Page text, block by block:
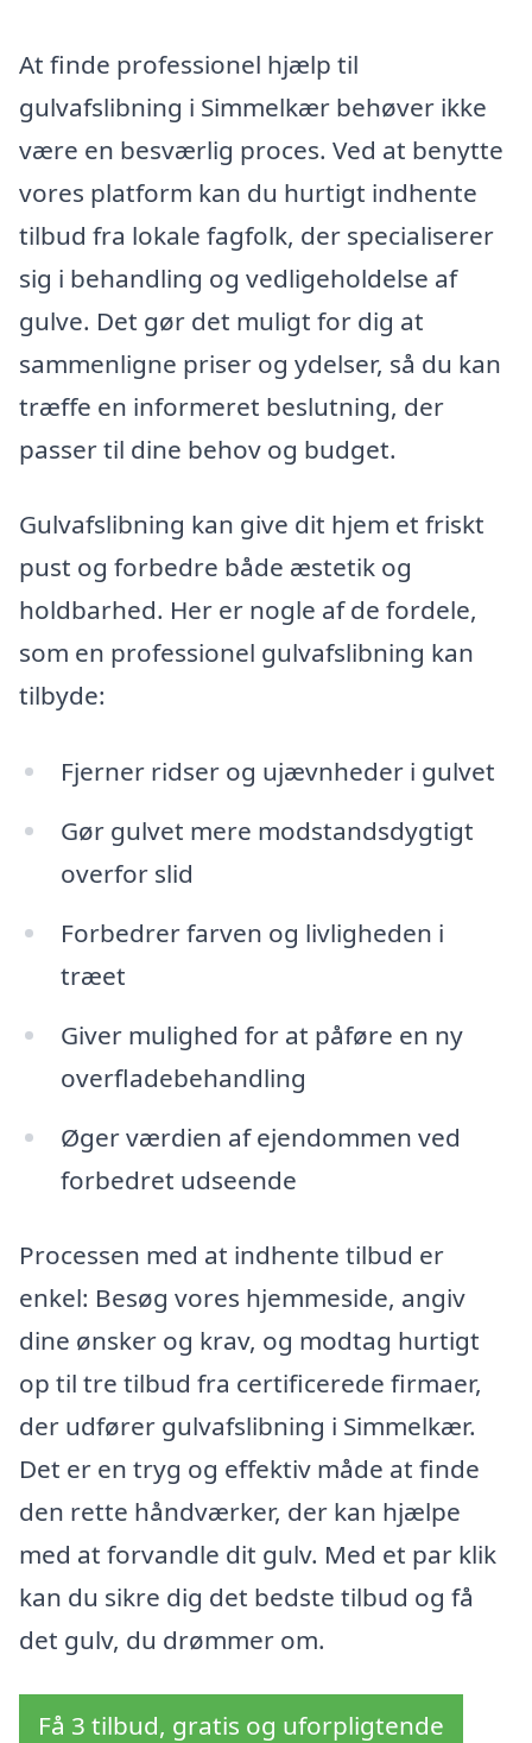
At finde professionel hjælp til
gulvafslibning i Simmelkær behøver ikke
være en besværlig proces. Ved at benytte
vores platform kan du hurtigt indhente
tilbud fra lokale fagfolk, der specialiserer
sig i behandling og vedligeholdelse af
gulve. Det gør det muligt for dig at
sammenligne priser og ydelser, så du kan
træffe en informeret beslutning, der
passer til dine behov og budget.
Gulvafslibning kan give dit hjem et friskt
pust og forbedre både æstetik og
holdbarhed. Her er nogle af de fordele,
som en professionel gulvafslibning kan
tilbyde:
Fjerner ridser og ujævnheder i gulvet
Gør gulvet mere modstandsdygtigt
overfor slid
Forbedrer farven og livligheden i
træet
Giver mulighed for at påføre en ny
overfladebehandling
Øger værdien af ejendommen ved
forbedret udseende
Processen med at indhente tilbud er
enkel: Besøg vores hjemmeside, angiv
dine ønsker og krav, og modtag hurtigt
op til tre tilbud fra certificerede firmaer,
der udfører gulvafslibning i Simmelkær.
Det er en tryg og effektiv måde at finde
den rette håndværker, der kan hjælpe
med at forvandle dit gulv. Med et par klik
kan du sikre dig det bedste tilbud og få
det gulv, du drømmer om.
Få 3 tilbud, gratis og uforpligtende